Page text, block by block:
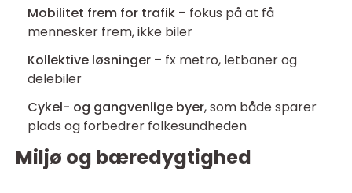
Mobilitet frem for trafik – fokus på at få
mennesker frem, ikke biler
Kollektive løsninger – fx metro, letbaner og
delebiler
Cykel- og gangvenlige byer, som både sparer
plads og forbedrer folkesundheden
Miljø og bæredygtighed